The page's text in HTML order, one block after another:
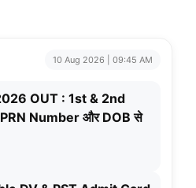
10 Aug 2026 | 09:45 AM
OUT : 1st & 2nd
PRN Number और DOB से